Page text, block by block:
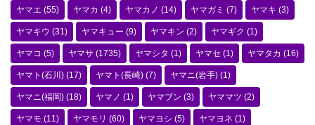
ヤマエ (55) ヤマカ (4) ヤマカノ (14) ヤマガミ (7) ヤマキ (3)
ヤマキウ (31) ヤマキュー (9) ヤマキン (2) ヤマギク (1)
ヤマコ (5) ヤマサ (1735) ヤマシタ (1) ヤマセ (1) ヤマタカ (16)
ヤマト(石川) (17) ヤマト(長崎) (7) ヤマニ(岩手) (1)
ヤマニ(福岡) (18) ヤマノ (1) ヤマブン (3) ヤママツ (2)
ヤマモ (11) ヤマモリ (60) ヤマヨシ (5) ヤマヨネ (1)